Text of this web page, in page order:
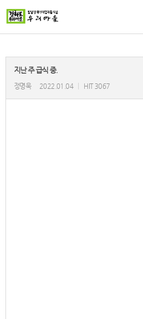
지난 주 급식 중.
정명욱 2022.01.04 HIT 3067